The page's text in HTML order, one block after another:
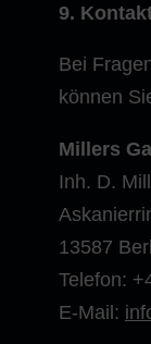
9.
Bei
können
Millers
Inh. D.
13587
Telefon:
E-Mail: